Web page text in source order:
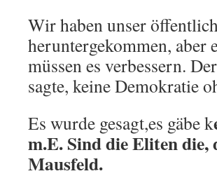
Wir haben unser
heruntergekommen, aber
müssen es verbessern.
sagte, keine Demokratie
Es wurde gesagt,es gäbe k
m.E. Sind die Eliten die,
Mausfeld.